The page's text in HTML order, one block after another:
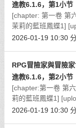
進教6.1.6，第1小节
[chapter: 第一卷 第
茉莉的藍班鳳蝶1]
2026-01-19 10:30
RPG冒險家與冒險
進教6.1.6，第2小节
[chapter:第一卷 第
莉的藍班鳳蝶1]
2026-01-19 10:30